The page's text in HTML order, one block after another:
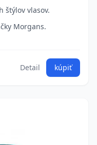
štýlov vlasov.
Morgans.
Detail kúpiť